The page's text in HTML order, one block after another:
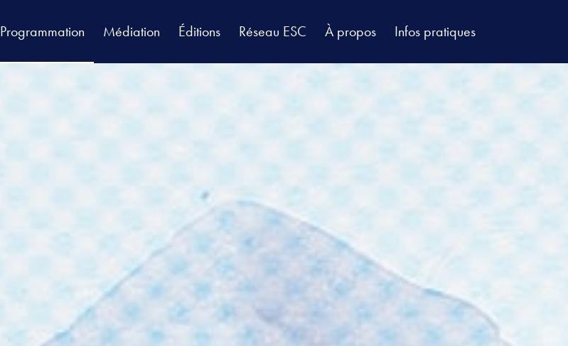
Programmation Médiation Éditions Réseau ESC À propos Infos pratiques